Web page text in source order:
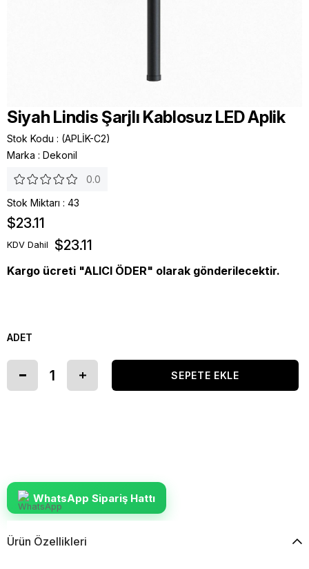
Siyah Lindis Şarjlı Kablosuz LED Aplik
Stok Kodu
(APLİK-C2)
Marka : Dekonil
0.0
Stok Miktarı : 43
$23.11
KDV Dahil $23.11
Kargo ücreti "ALICI ÖDER" olarak gönderilecektir.
ADET
WhatsApp Sipariş Hattı
Ürün Özellikleri